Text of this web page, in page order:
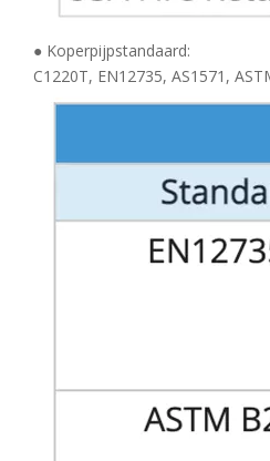
● Koperpijpstandaard:
C1220T, EN12735, AS1571,